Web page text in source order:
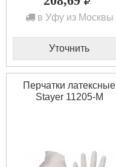
в Уфу из Москвы
Уточнить
Перчатки латексные
Stayer 11205-M